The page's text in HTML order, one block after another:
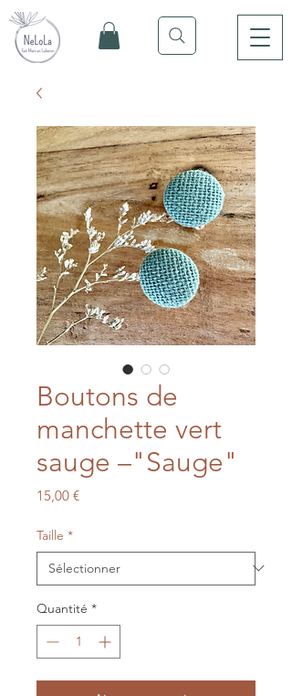
Boutons de
manchette vert
sauge –"Sauge"
15,00 €Prix
Taille *
Quantité *